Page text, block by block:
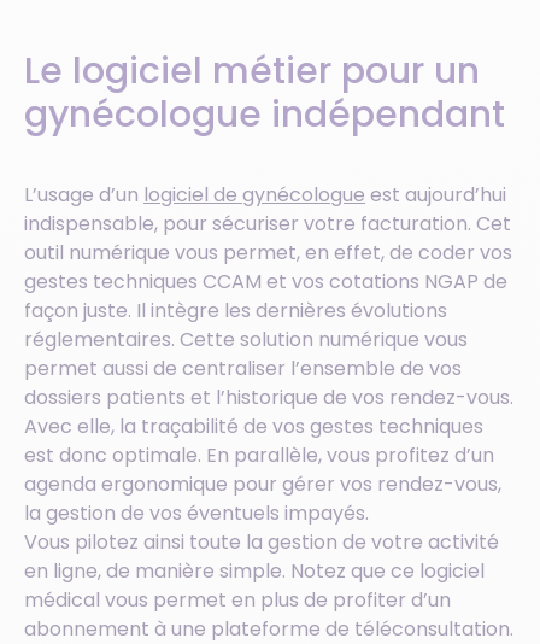
Le logiciel métier pour un
gynécologue indépendant
L’usage d’un logiciel de gynécologue est aujourd’hui
indispensable, pour sécuriser votre facturation. Cet
outil numérique vous permet, en effet, de coder vos
gestes techniques CCAM et vos cotations NGAP de
façon juste. Il intègre les dernières évolutions
réglementaires. Cette solution numérique vous
permet aussi de centraliser l’ensemble de vos
dossiers patients et l’historique de vos rendez-vous.
Avec elle, la traçabilité de vos gestes techniques
est donc optimale. En parallèle, vous profitez d’un
agenda ergonomique pour gérer vos rendez-vous,
la gestion de vos éventuels impayés.
Vous pilotez ainsi toute la gestion de votre activité
en ligne, de manière simple. Notez que ce logiciel
médical vous permet en plus de profiter d’un
abonnement à une plateforme de téléconsultation.